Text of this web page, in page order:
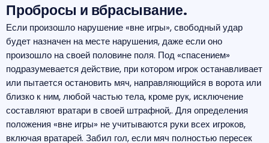
Пробросы и вбрасывание.
Если произошло нарушение «вне игры», свободный удар
будет назначен на месте нарушения, даже если оно
произошло на своей половине поля. Под «спасением»
подразумевается действие, при котором игрок останавливает
или пытается остановить мяч, направляющийся в ворота или
близко к ним, любой частью тела, кроме рук, исключение
составляют вратари в своей штрафной,. Для определения
положения «вне игры» не учитываются руки всех игроков,
включая вратарей. Забил гол, если мяч полностью пересек